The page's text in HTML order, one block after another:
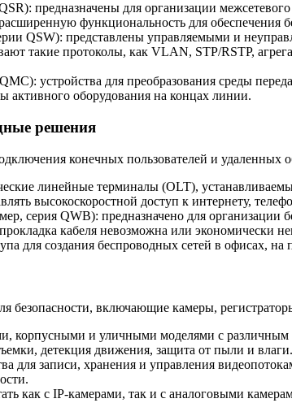
предназначены для организации
функциональность для обеспечения
QSW): представлены управляемыми и
такие протоколы, как VLAN, STP/RSTP,
устройства для преобразования среды
активного оборудования на концах линии.
решения
конечных пользователей и удаленных
линейные терминалы (OLT),
высокоскоростной доступ к интернету,
серия QWB): предназначено для организации
кабеля невозможна или экономически
для создания беспроводных сетей в офисах,
безопасности, включающие камеры,
корпусными и уличными моделями с
детекция движения, защита от пыли и влаги.
для записи, хранения и управления
как с IP-камерами, так и с аналоговыми